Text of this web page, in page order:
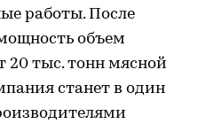
работы. После
объем
20 тыс. тонн мясной
станет в один